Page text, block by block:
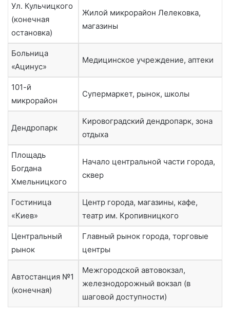
Ул. Кульчицкого
(конечная
остановка)
Жилой микрорайон Лелековка,
магазины
Больница
«Ацинус»
Медицинское учреждение, аптеки
101-й
микрорайон
Супермаркет, рынок, школы
Дендропарк
Кировоградский дендропарк, зона
отдыха
Площадь
Богдана
Хмельницкого
Начало центральной части города,
сквер
Гостиница
«Киев»
Центр города, магазины, кафе,
театр им. Кропивницкого
Центральный
рынок
Главный рынок города, торговые
центры
Автостанция №1
(конечная)
Межгородской автовокзал,
железнодорожный вокзал (в
шаговой доступности)